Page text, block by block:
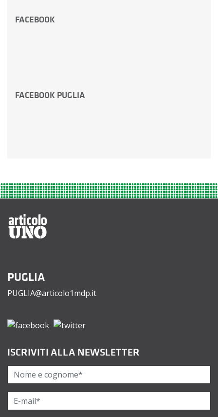
FACEBOOK
FACEBOOK PUGLIA
PUGLIA
PUGLIA@articolo1mdp.it
ISCRIVITI ALLA NEWSLETTER